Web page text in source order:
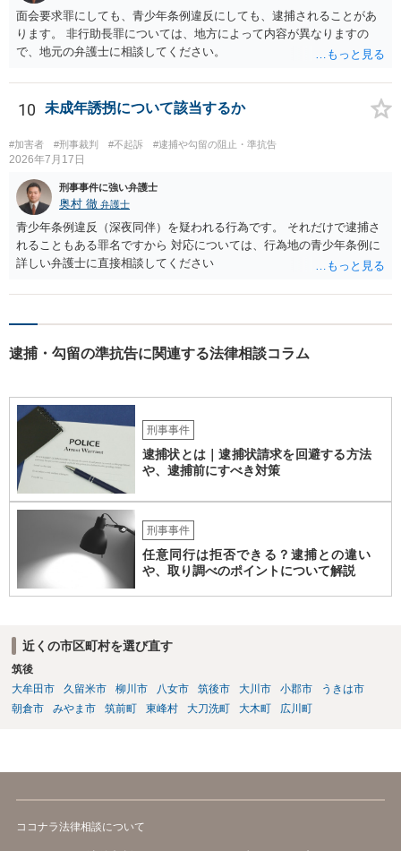
面会要求罪にしても、青少年条例違反にしても、逮捕されることがあ
ります。 非行助長罪については、地方によって内容が異なりますの
で、地元の弁護士に相談してください。
10 未成年誘拐について該当するか
#加害者 #刑事裁判 #不起訴 #逮捕や勾留の阻止・準抗告
2026年7月17日
刑事事件に強い弁護士
奥村 徹 弁護士
青少年条例違反（深夜同伴）を疑われる行為です。 それだけで逮捕さ
れることもある罪名ですから 対応については、行為地の青少年条例に
詳しい弁護士に直接相談してください
逮捕・勾留の準抗告に関連する法律相談コラム
刑事事件
逮捕状とは｜逮捕状請求を回避する方法
や、逮捕前にすべき対策
刑事事件
任意同行は拒否できる？逮捕との違い
や、取り調べのポイントについて解説
近くの市区町村を選び直す
筑後
大牟田市
久留米市 柳川市 八女市 筑後市 大川市 小郡市
うきは市
朝倉市
みやま市 筑前町 東峰村 大刀洗町 大木町 広川町
ココナラ法律相談について